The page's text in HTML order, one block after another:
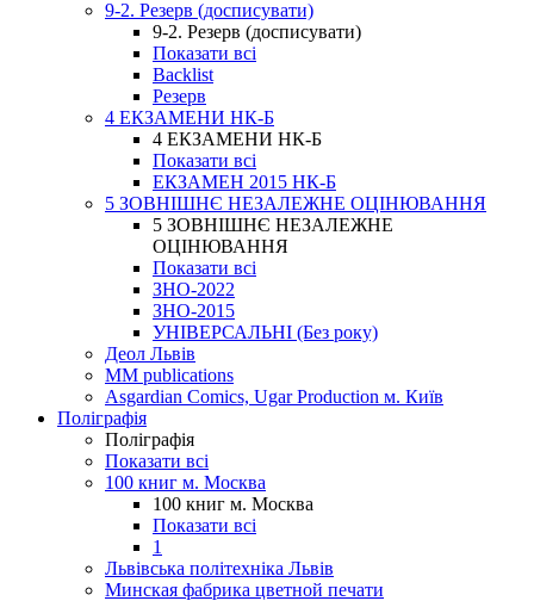
9-2. Резерв (досписувати)
9-2. Резерв (досписувати)
Показати всі
Backlist
Резерв
4 ЕКЗАМЕНИ НК-Б
4 ЕКЗАМЕНИ НК-Б
Показати всі
ЕКЗАМЕН 2015 НК-Б
5 ЗОВНІШНЄ НЕЗАЛЕЖНЕ ОЦІНЮВАННЯ
5 ЗОВНІШНЄ НЕЗАЛЕЖНЕ
ОЦІНЮВАННЯ
Показати всі
ЗНО-2022
ЗНО-2015
УНІВЕРСАЛЬНІ (Без року)
Деол Львів
MM publications
Asgardian Comics, Ugar Production м. Київ
Поліграфія
Поліграфія
Показати всі
100 книг м. Москва
100 книг м. Москва
Показати всі
1
Львівська політехніка Львів
Минская фабрика цветной печати